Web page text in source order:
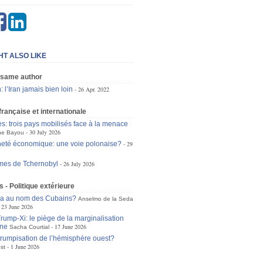
ALSO LIKE
author
l’Iran jamais bien loin
26 Apr. 2022
et internationale
trois pays mobilisés face à la menace
Bayou
30 July 2026
économique: une voie polonaise?
29
de Tchernobyl 26 July 2026
- Politique extérieure
au nom des Cubains? Anselmo de la Seda
23 June 2026
Xi: le piège de la marginalisation
Sacha Courtial
17 June 2026
de l’hémisphère ouest?
1 June 2026